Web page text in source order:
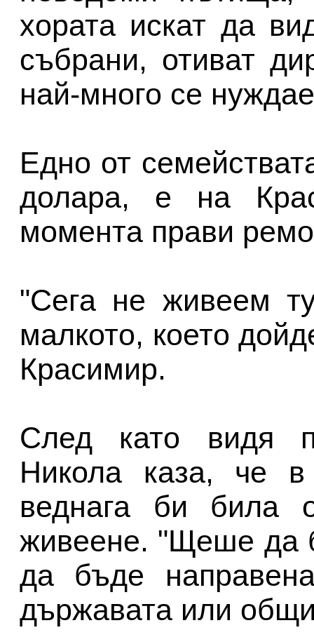
хората искат да
събрани, отиват
най-много се
Едно от
долара, е на
момента прави
"Сега не живеем
малкото, което
Красимир.
След като видя
Никола каза, че
веднага би била
живеене. "Щеше да
да бъде
държавата или